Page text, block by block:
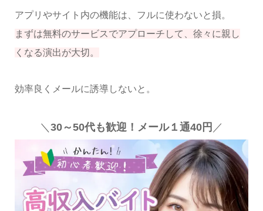
アプリやサイト内の機能は、フルに使わないと損。
まずは無料のサービスでアプローチして、徐々に親し
くなる演出が大切。
効率良くメールに誘導しないと。
＼ 30～50代も歓迎！メール１通40円 ／